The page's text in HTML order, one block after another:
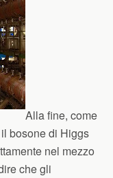
Alla fine, come
bosone di Higgs
nel mezzo
che gli